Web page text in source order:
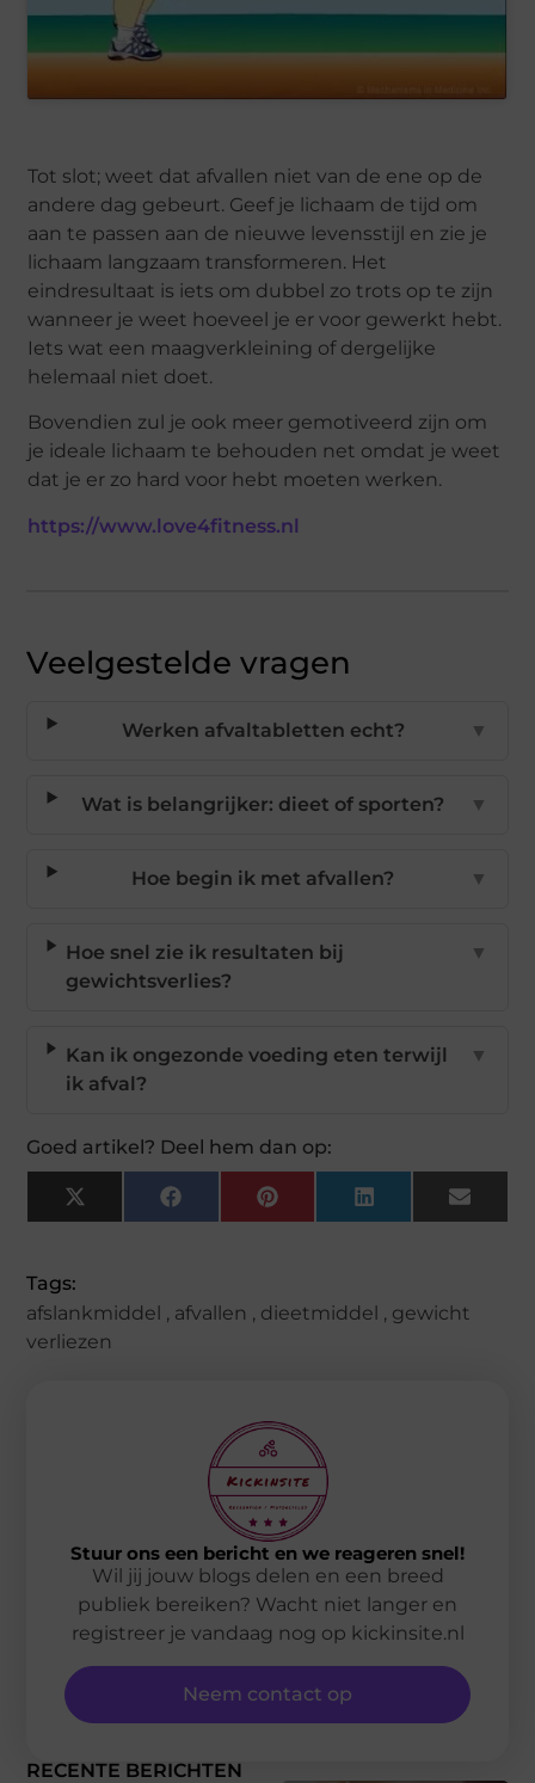
Tot slot; weet dat afvallen niet van de ene op de
andere dag gebeurt. Geef je lichaam de tijd om
aan te passen aan de nieuwe levensstijl en zie je
lichaam langzaam transformeren. Het
eindresultaat is iets om dubbel zo trots op te zijn
wanneer je weet hoeveel je er voor gewerkt hebt.
Iets wat een maagverkleining of dergelijke
helemaal niet doet.
Bovendien zul je ook meer gemotiveerd zijn om
je ideale lichaam te behouden net omdat je weet
dat je er zo hard voor hebt moeten werken.
https://www.love4fitness.nl
Veelgestelde vragen
Werken afvaltabletten echt? ▼
Wat is belangrijker: dieet of sporten? ▼
Hoe begin ik met afvallen? ▼
Hoe snel zie ik resultaten bij
gewichtsverlies?
▼
Kan ik ongezonde voeding eten terwijl
ik afval?
▼
Goed artikel? Deel hem dan op:
X
(Twitter)
FacebookPinterestLinkedIn Email
Tags:
afslankmiddel , afvallen , dieetmiddel , gewicht
verliezen
RECENTE BERICHTEN
Stuur ons een bericht en we reageren snel!
Wil jij jouw blogs delen en een breed
publiek bereiken? Wacht niet langer en
registreer je vandaag nog op kickinsite.nl
Neem contact op